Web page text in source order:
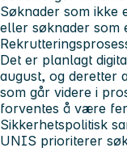
Søknader som ikke
eller søknader som
Det er planlagt
august, og deretter
som går videre i
forventes å være
Sikkerhetspolitisk
UNIS prioriterer